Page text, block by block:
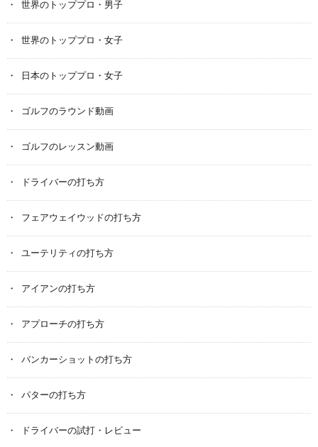
世界のトッププロ・男子
世界のトッププロ・女子
日本のトッププロ・女子
ゴルフのラウンド動画
ゴルフのレッスン動画
ドライバーの打ち方
フェアウェイウッドの打ち方
ユーテリティの打ち方
アイアンの打ち方
アプローチの打ち方
バンカーショットの打ち方
パターの打ち方
ドライバーの試打・レビュー